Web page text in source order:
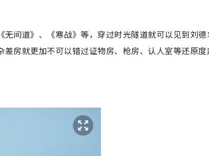
间道》、《寒战》等，穿过时光隧道就可以见到刘德
房就更加不可以错过证物房、枪房、认人室等还原度